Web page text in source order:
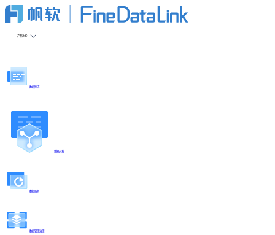
产品功能
数据集成
数据开发
数据服务
数据管理治理